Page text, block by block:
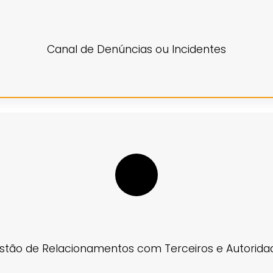
Canal de Denúncias ou Incidentes
de Relacionamentos com Terceiros e